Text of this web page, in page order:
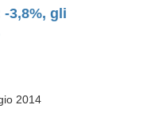
3,8%, gli
2014